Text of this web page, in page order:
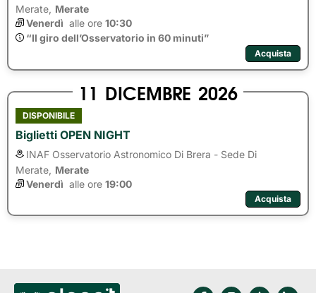
Merate, Merate
Venerdì alle ore 10:30
“Il giro dell’Osservatorio in 60 minuti”
Acquista
11 DICEMBRE 2026
DISPONIBILE
Biglietti OPEN NIGHT
INAF Osservatorio Astronomico Di Brera - Sede Di
Merate, Merate
Venerdì alle ore 19:00
Acquista